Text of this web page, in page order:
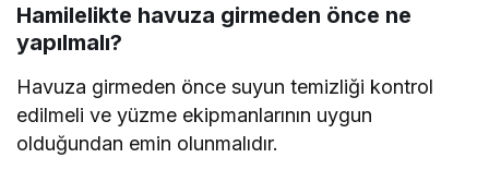
Hamilelikte havuza girmeden önce ne
yapılmalı?
Havuza girmeden önce suyun temizliği kontrol
edilmeli ve yüzme ekipmanlarının uygun
olduğundan emin olunmalıdır.